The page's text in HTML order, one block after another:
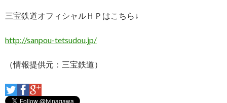
三宝鉄道オフィシャルＨＰはこちら↓
http://sanpou-tetsudou.jp/
（情報提供元：三宝鉄道）